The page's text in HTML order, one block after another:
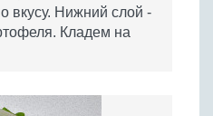
вкусу. Нижний слой -
Кладем на